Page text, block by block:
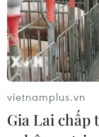
vietnamplus.vn
Gia Lai chấp